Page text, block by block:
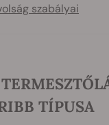
szabályai
TÍPUSA